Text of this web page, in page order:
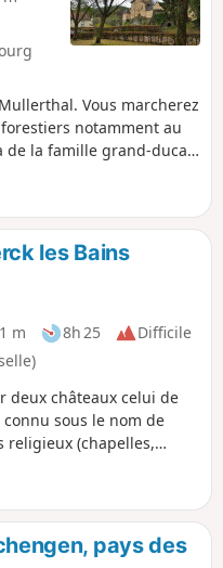
Vous marcherez
notamment au
de la famille grand-ducale
les Bains
m 8h 25
Difficile
deux châteaux celui de
sous le nom de
religieux (chapelles,
riche (notamment le
de la nature à
vous (rapaces,
typiquement lorrains
pays des